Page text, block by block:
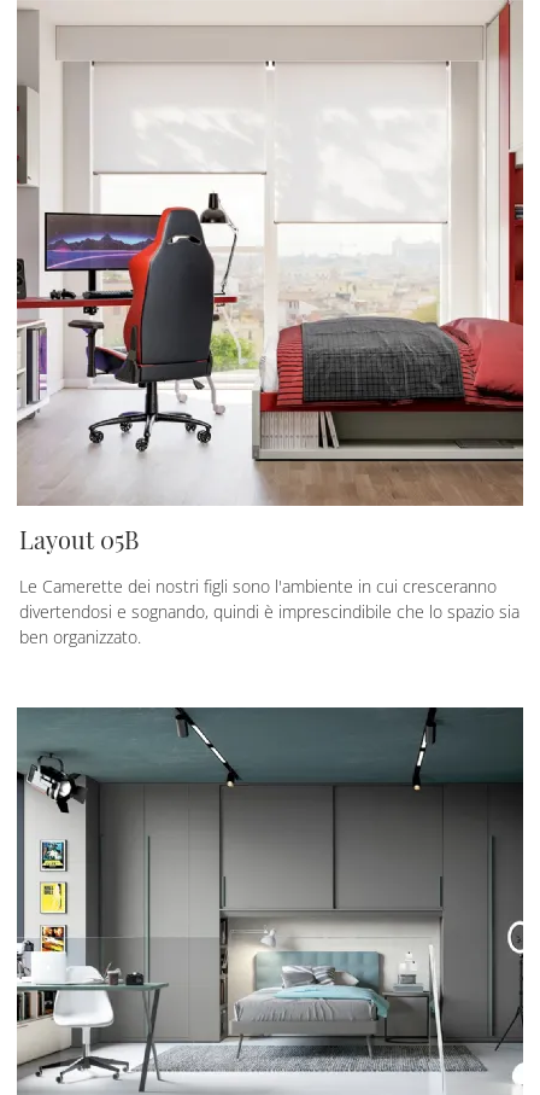
Layout 05B
Le Camerette dei nostri figli sono l'ambiente in cui cresceranno
divertendosi e sognando, quindi è imprescindibile che lo spazio sia
ben organizzato.